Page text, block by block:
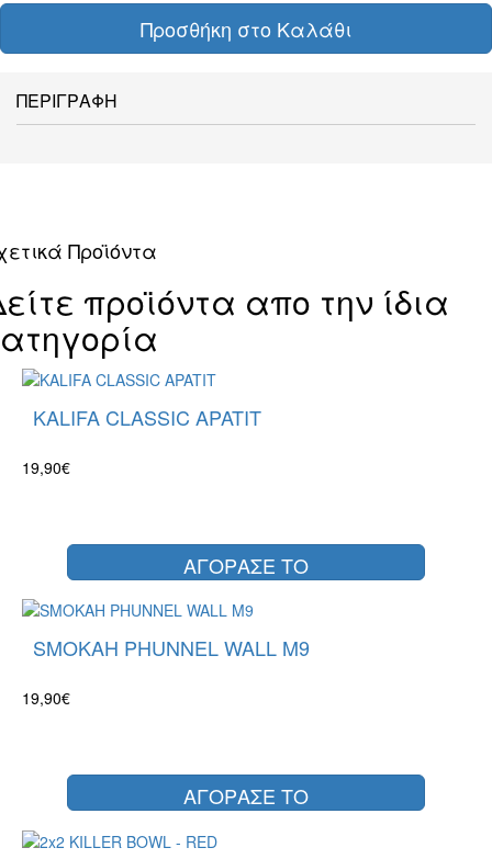
Προσθήκη στο Καλάθι
ΠΕΡΙΓΡΑΦΗ
Προϊόντα
προϊόντα απο την ίδια
KALIFA CLASSIC APATIT
19,90€
ΑΓΟΡΑΣΕ ΤΟ
SMOKAH PHUNNEL WALL M9
19,90€
ΑΓΟΡΑΣΕ ΤΟ